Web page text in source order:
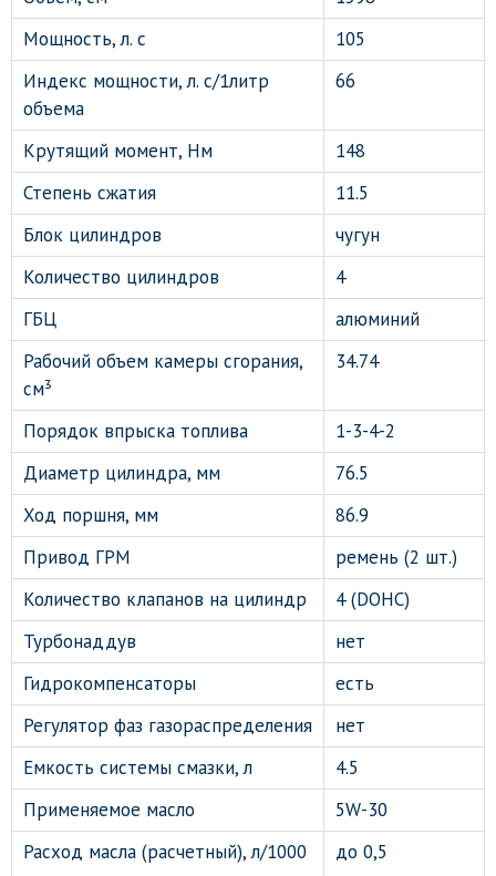
Мощность, л. с
105
Индекс мощности, л. с/1литр
объема
66
Крутящий момент, Нм
148
Степень сжатия
11.5
Блок цилиндров
чугун
Количество цилиндров
4
ГБЦ
алюминий
Рабочий объем камеры сгорания,
см³
34.74
Порядок впрыска топлива
1-3-4-2
Диаметр цилиндра, мм
76.5
Ход поршня, мм
86.9
Привод ГРМ
ремень (2 шт.)
Количество клапанов на цилиндр
4 (DOHC)
Турбонаддув
нет
Гидрокомпенсаторы
есть
Регулятор фаз газораспределения
нет
Емкость системы смазки, л
4.5
Применяемое масло
5W-30
Расход масла (расчетный), л/1000
до 0,5